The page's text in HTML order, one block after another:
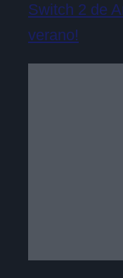
Switch 2 de
verano!